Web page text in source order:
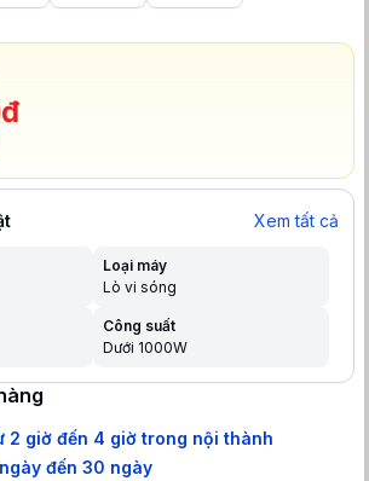
Xem tất cả
Loại máy
Lò vi sóng
Công suất
Dưới 1000W
2 giờ đến 4 giờ trong nội thành
đến 30 ngày